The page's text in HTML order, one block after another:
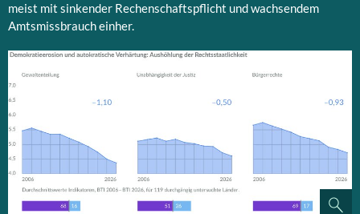
meist mit sinkender Rechenschaftspflicht und wachsendem
Amtsmissbrauch einher.